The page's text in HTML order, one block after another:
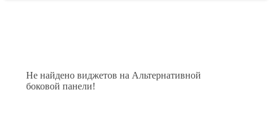
Не найдено виджетов на Альтернативной
боковой панели!